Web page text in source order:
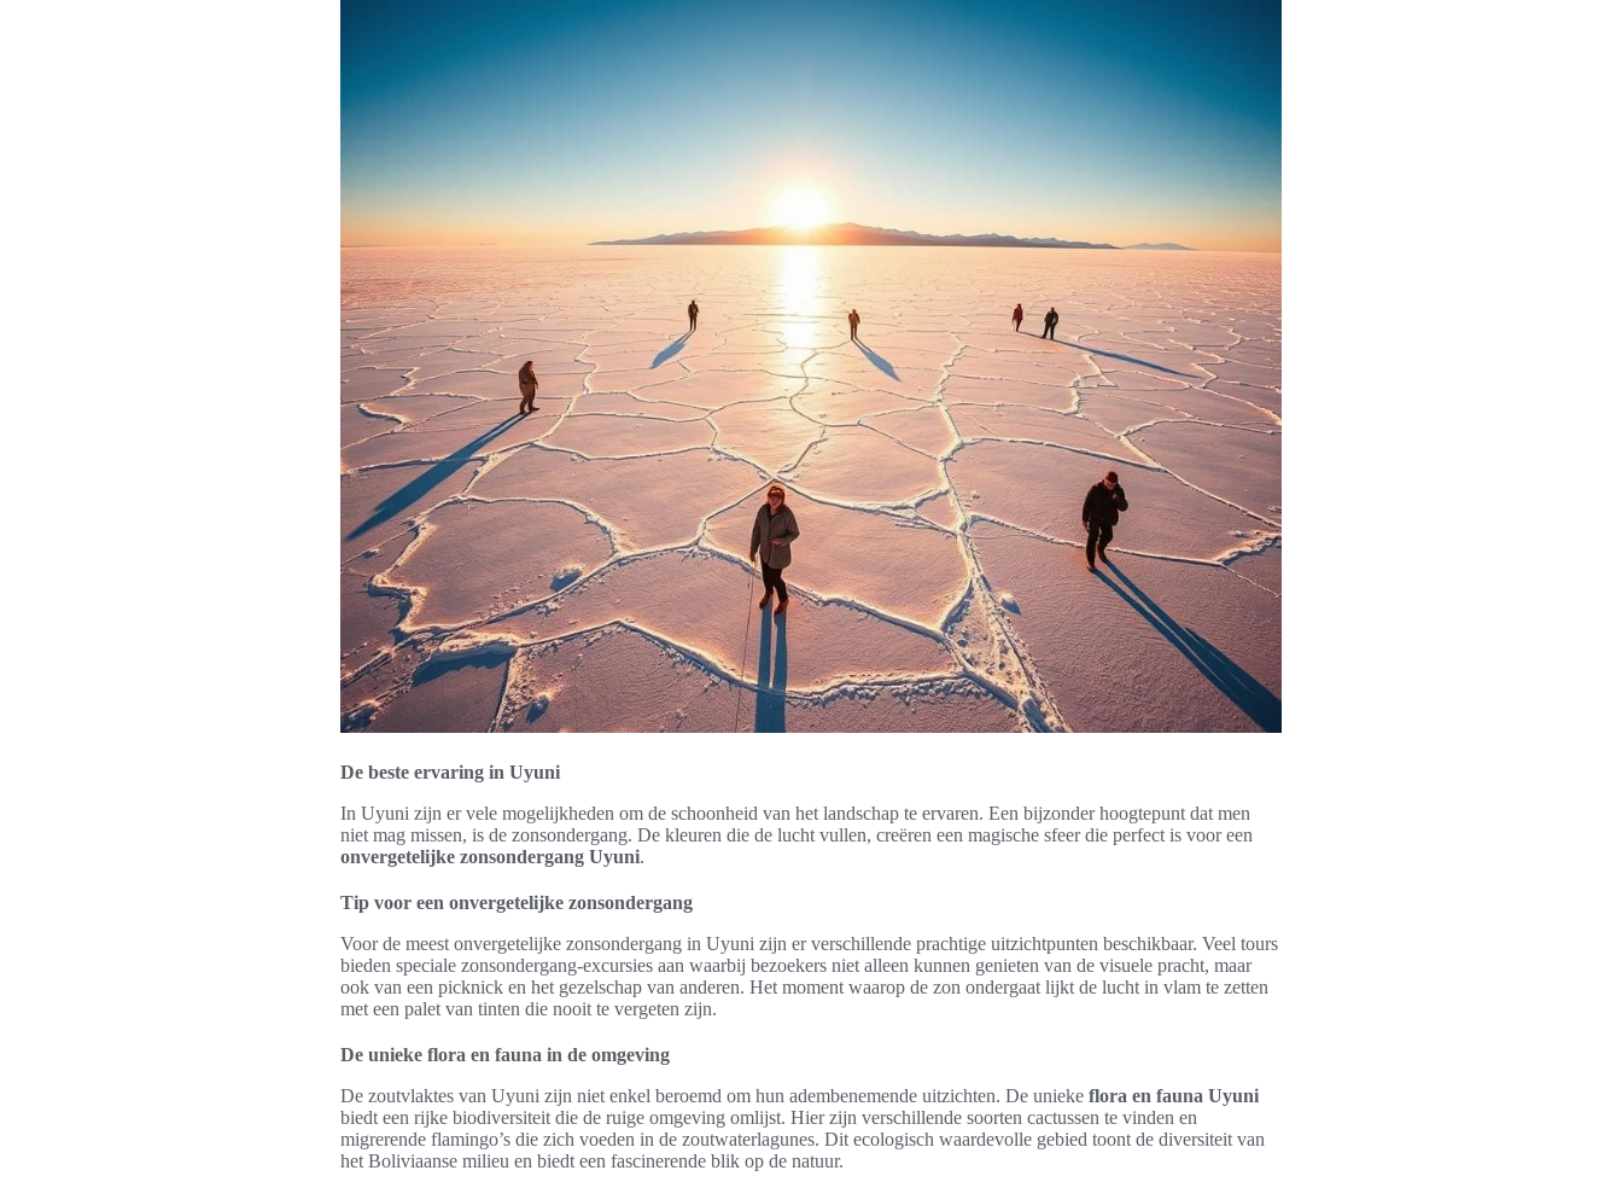
De beste ervaring in Uyuni
In Uyuni zijn er vele mogelijkheden om de schoonheid van het landschap te ervaren. Een bijzonder hoogtepunt dat men
niet mag missen, is de zonsondergang. De kleuren die de lucht vullen, creëren een magische sfeer die perfect is voor een
onvergetelijke zonsondergang Uyuni.
Tip voor een onvergetelijke zonsondergang
Voor de meest onvergetelijke zonsondergang in Uyuni zijn er verschillende prachtige uitzichtpunten beschikbaar. Veel tours
bieden speciale zonsondergang-excursies aan waarbij bezoekers niet alleen kunnen genieten van de visuele pracht, maar
ook van een picknick en het gezelschap van anderen. Het moment waarop de zon ondergaat lijkt de lucht in vlam te zetten
met een palet van tinten die nooit te vergeten zijn.
De unieke flora en fauna in de omgeving
De zoutvlaktes van Uyuni zijn niet enkel beroemd om hun adembenemende uitzichten. De unieke flora en fauna Uyuni
biedt een rijke biodiversiteit die de ruige omgeving omlijst. Hier zijn verschillende soorten cactussen te vinden en
migrerende flamingo’s die zich voeden in de zoutwaterlagunes. Dit ecologisch waardevolle gebied toont de diversiteit van
het Boliviaanse milieu en biedt een fascinerende blik op de natuur.